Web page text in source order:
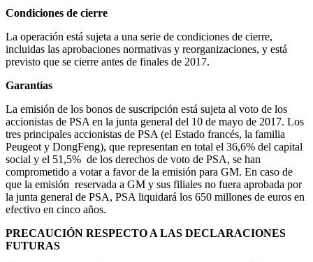
Condiciones de cierre
La operación está sujeta a una serie de condiciones de cierre,
incluidas las aprobaciones normativas y reorganizaciones, y está
previsto que se cierre antes de finales de 2017.
Garantías
La emisión de los bonos de suscripción está sujeta al voto de los
accionistas de PSA en la junta general del 10 de mayo de 2017. Los
tres principales accionistas de PSA (el Estado francés, la familia
Peugeot y DongFeng), que representan en total el 36,6% del capital
social y el 51,5% de los derechos de voto de PSA, se han
comprometido a votar a favor de la emisión para GM. En caso de
que la emisión reservada a GM y sus filiales no fuera aprobada por
la junta general de PSA, PSA liquidará los 650 millones de euros en
efectivo en cinco años.
PRECAUCIÓN RESPECTO A LAS DECLARACIONES
FUTURAS